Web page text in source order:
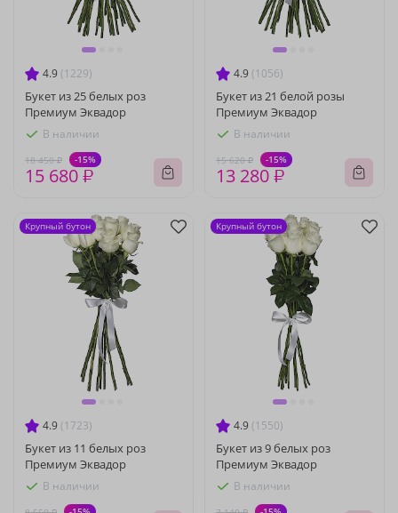
4.9 (1229)
Букет из 25 белых роз
Премиум Эквадор
В наличии
18 450 ₽ -15%
15 680 ₽
4.9 (1056)
Букет из 21 белой розы
Премиум Эквадор
В наличии
15 620 ₽ -15%
13 280 ₽
4.9 (1723)
Букет из 11 белых роз
Премиум Эквадор
В наличии
Крупный бутон
4.9 (1550)
Букет из 9 белых роз
Премиум Эквадор
В наличии
Крупный бутон